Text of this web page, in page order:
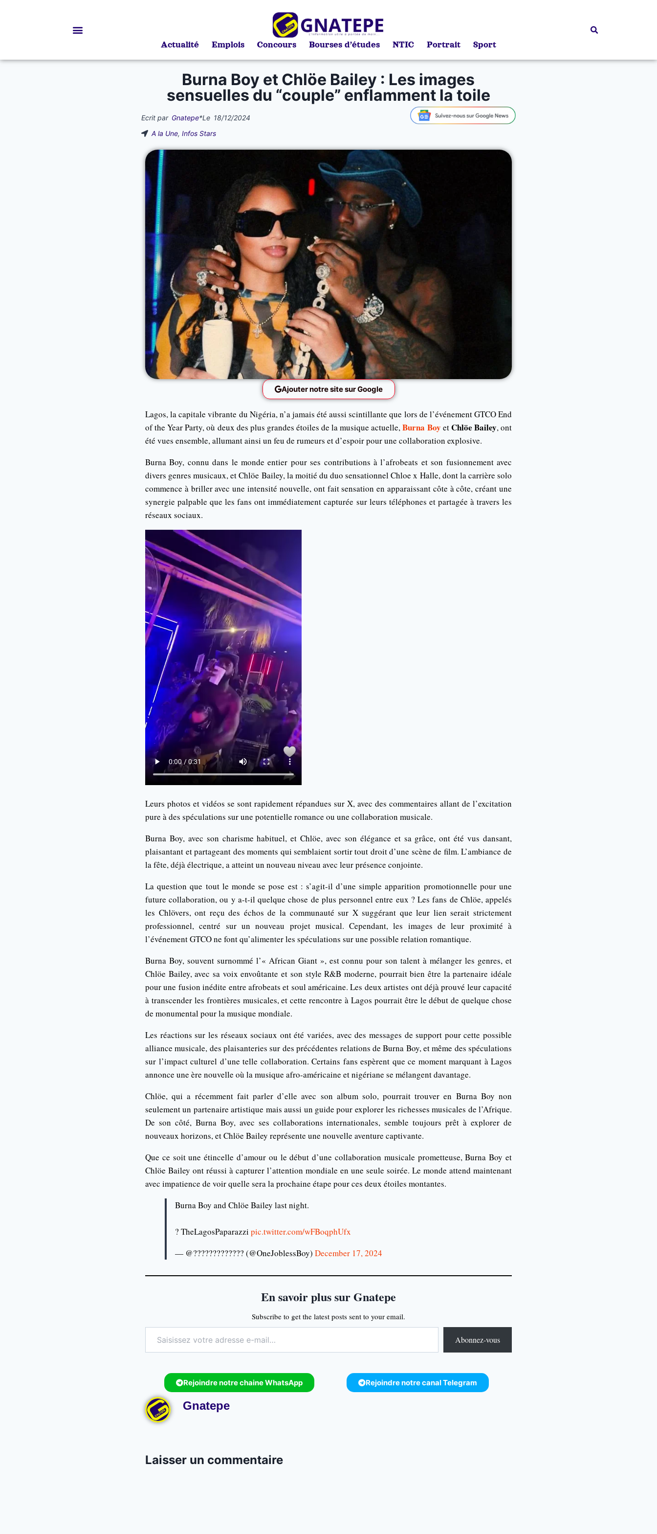
Actualité Emplois Concours Bourses d’études NTIC Portrait Sport
Burna Boy et Chlöe Bailey : Les images
sensuelles du “couple” enflamment la toile
Ecrit par Gnatepe*Le 18/12/2024
A la Une, Infos Stars
Ajouter notre site sur Google
Lagos, la capitale vibrante du Nigéria, n’a jamais été aussi scintillante que lors de l’événement GTCO End
of the Year Party, où deux des plus grandes étoiles de la musique actuelle,Burna Boy etChlöe Bailey, ont
été vues ensemble, allumant ainsi un feu de rumeurs et d’espoir pour une collaboration explosive.
Burna Boy, connu dans le monde entier pour ses contributions à l’afrobeats et son fusionnement avec
divers genres musicaux, et Chlöe Bailey, la moitié du duo sensationnel Chloe x Halle, dont la carrière solo
commence à briller avec une intensité nouvelle, ont fait sensation en apparaissant côte à côte, créant une
synergie palpable que les fans ont immédiatement capturée sur leurs téléphones et partagée à travers les
réseaux sociaux.
Leurs photos et vidéos se sont rapidement répandues sur X, avec des commentaires allant de l’excitation
pure à des spéculations sur une potentielle romance ou une collaboration musicale.
Burna Boy, avec son charisme habituel, et Chlöe, avec son élégance et sa grâce, ont été vus dansant,
plaisantant et partageant des moments qui semblaient sortir tout droit d’une scène de film. L’ambiance de
la fête, déjà électrique, a atteint un nouveau niveau avec leur présence conjointe.
La question que tout le monde se pose est : s’agit-il d’une simple apparition promotionnelle pour une
future collaboration, ou y a-t-il quelque chose de plus personnel entre eux ? Les fans de Chlöe, appelés
les Chlövers, ont reçu des échos de la communauté sur X suggérant que leur lien serait strictement
professionnel, centré sur un nouveau projet musical. Cependant, les images de leur proximité à
l’événement GTCO ne font qu’alimenter les spéculations sur une possible relation romantique.
Burna Boy, souvent surnommé l’« African Giant », est connu pour son talent à mélanger les genres, et
Chlöe Bailey, avec sa voix envoûtante et son style R&B moderne, pourrait bien être la partenaire idéale
pour une fusion inédite entre afrobeats et soul américaine. Les deux artistes ont déjà prouvé leur capacité
à transcender les frontières musicales, et cette rencontre à Lagos pourrait être le début de quelque chose
de monumental pour la musique mondiale.
Les réactions sur les réseaux sociaux ont été variées, avec des messages de support pour cette possible
alliance musicale, des plaisanteries sur des précédentes relations de Burna Boy, et même des spéculations
sur l’impact culturel d’une telle collaboration. Certains fans espèrent que ce moment marquant à Lagos
annonce une ère nouvelle où la musique afro-américaine et nigériane se mélangent davantage.
Chlöe, qui a récemment fait parler d’elle avec son album solo, pourrait trouver en Burna Boy non
seulement un partenaire artistique mais aussi un guide pour explorer les richesses musicales de l’Afrique.
De son côté, Burna Boy, avec ses collaborations internationales, semble toujours prêt à explorer de
nouveaux horizons, et Chlöe Bailey représente une nouvelle aventure captivante.
Que ce soit une étincelle d’amour ou le début d’une collaboration musicale prometteuse, Burna Boy et
Chlöe Bailey ont réussi à capturer l’attention mondiale en une seule soirée. Le monde attend maintenant
avec impatience de voir quelle sera la prochaine étape pour ces deux étoiles montantes.
Burna Boy and Chlöe Bailey last night.
? TheLagosPaparazzi pic.twitter.com/wFBoqphUfx
— @????????????? (@OneJoblessBoy) December 17, 2024
En savoir plus sur Gnatepe
Subscribe to get the latest posts sent to your email.
Abonnez-vous
Rejoindre notre chaine WhatsApp Rejoindre notre canal Telegram
Gnatepe
Laisser un commentaire